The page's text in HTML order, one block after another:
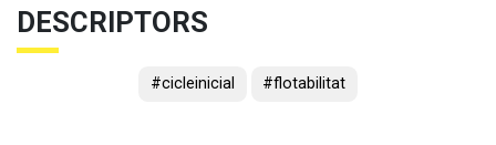
DESCRIPTORS
#cicleinicial #flotabilitat